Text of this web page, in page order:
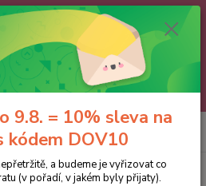
do 9.8. 🌼
e-maily i telefonáty vyřídíme
nám přišly. Děkujeme za trpělivost.
doprava ZDARMA nad 700 Kč
😊 Slevový kód: DOV10
Menu
0
9.8. = 10% sleva na
kódem DOV10
a budeme je vyřizovat co
(v pořadí, v jakém byly přijaty).